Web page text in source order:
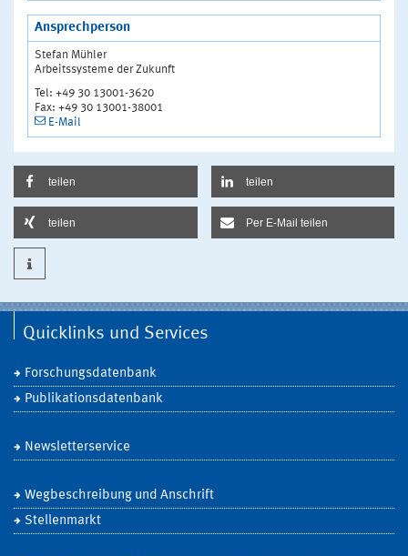
Ansprechperson
Stefan Mühler
Arbeitssysteme der Zukunft
Tel: +49 30 13001-3620
Fax: +49 30 13001-38001
E-Mail
teilen teilen
teilen Per E-Mail teilen
Quicklinks und Services
Forschungsdatenbank
Publikationsdatenbank
Newsletterservice
Wegbeschreibung und Anschrift
Stellenmarkt